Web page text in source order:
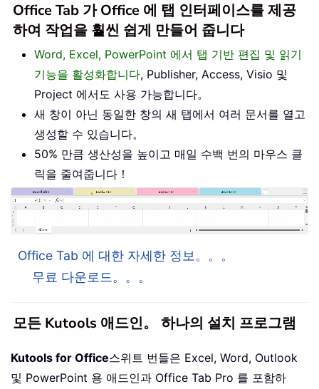
Office Tab 가 Office 에 탭 인터페이스를 제공
하여 작업을 훨씬 쉽게 만들어 줍니다
Word, Excel, PowerPoint 에서 탭 기반 편집 및 읽기
기능을 활성화합니다, Publisher, Access, Visio 및
Project 에서도 사용 가능합니다。
새 창이 아닌 동일한 창의 새 탭에서 여러 문서를 열고
생성할 수 있습니다。
50% 만큼 생산성을 높이고 매일 수백 번의 마우스 클
릭을 줄여줍니다！
Office Tab 에 대한 자세한 정보。。。
무료 다운로드。。。
모든 Kutools 애드인。 하나의 설치 프로그램
Kutools for Office스위트 번들은 Excel, Word, Outlook
및 PowerPoint 용 애드인과 Office Tab Pro 를 포함하